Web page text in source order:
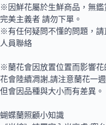
※因鮮花屬於生鮮商品，無鑑
完美主義者 請勿下單。
※有任何疑問不懂的問題，
人員聯絡
※蘭花會因放置位置而影響花
花會陸續凋謝,請注意蘭花一
但會因品種與大小而有差異。
蝴蝶蘭照顧小知識